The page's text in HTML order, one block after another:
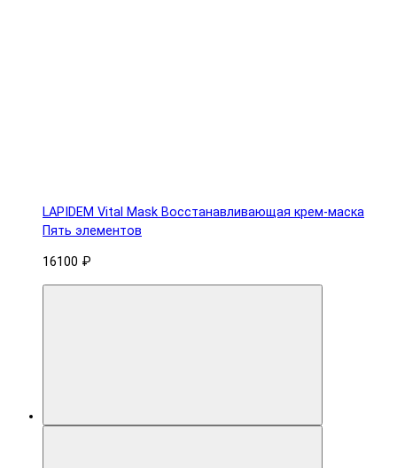
LAPIDEM Vital Mask Восстанавливающая крем-маска
Пять элементов
16100 ₽